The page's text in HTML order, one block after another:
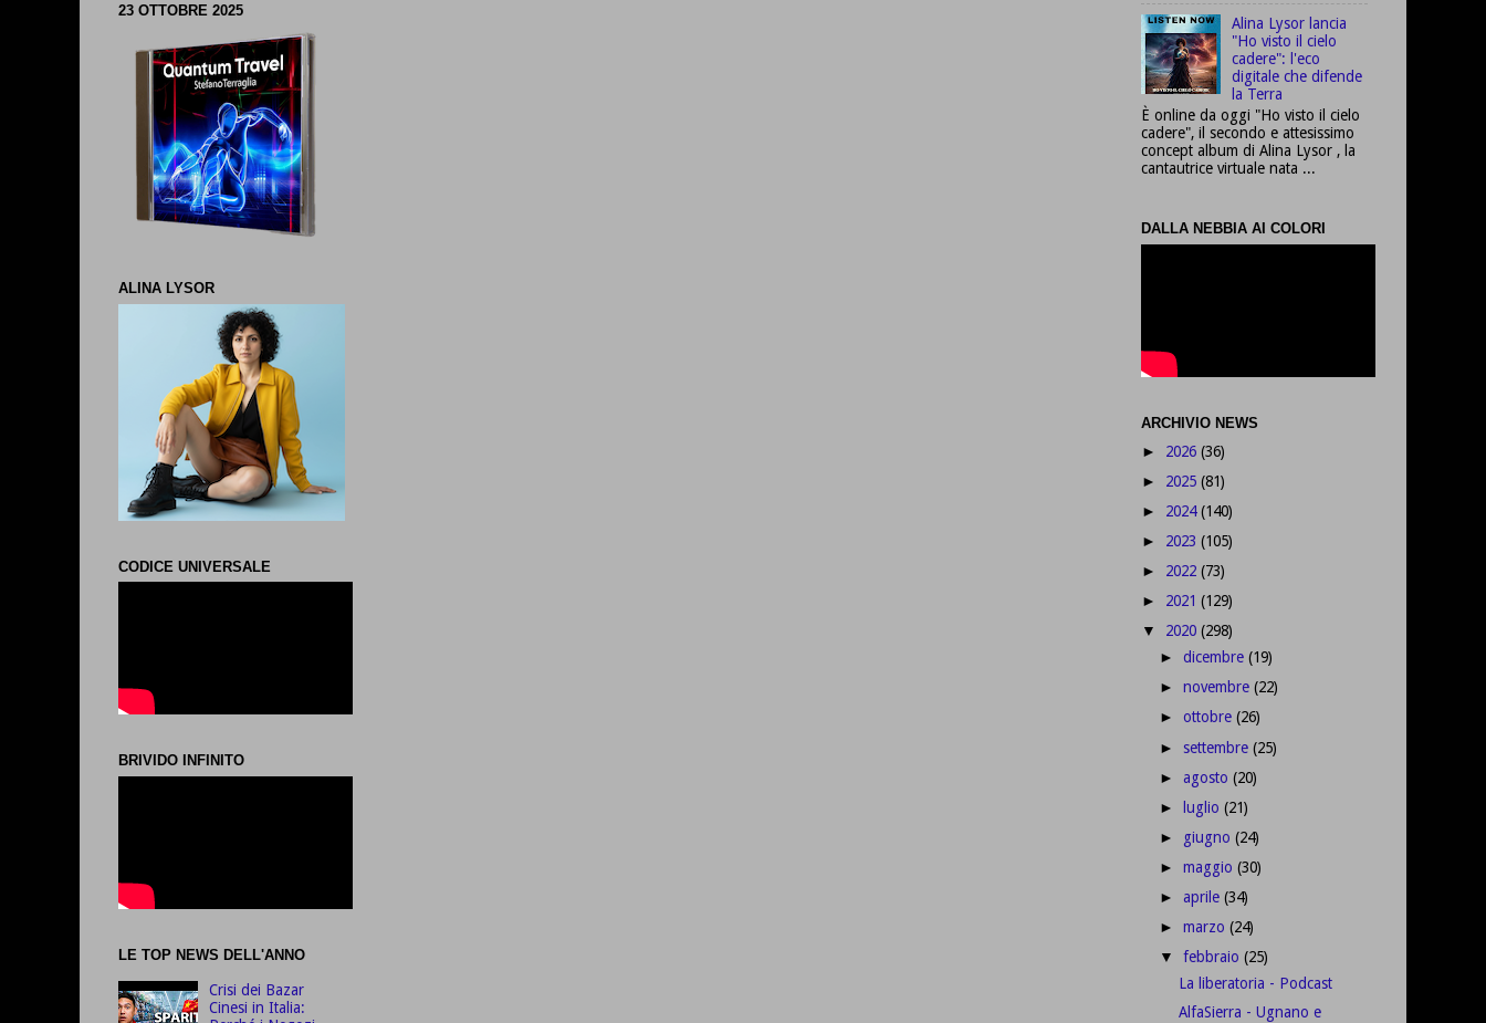
23 OTTOBRE 2025
ALINA LYSOR
CODICE UNIVERSALE
BRIVIDO INFINITO
LE TOP NEWS DELL'ANNO
Crisi dei Bazar
Cinesi in Italia:
Alina Lysor lancia
"Ho visto il cielo
cadere": l'eco
digitale che difende
la Terra
È online da oggi "Ho visto il cielo
cadere", il secondo e attesissimo
concept album di Alina Lysor , la
cantautrice virtuale nata ...
DALLA NEBBIA AI COLORI
ARCHIVIO NEWS
► 2026 (36)
► 2025 (81)
► 2024(140)
► 2023 (105)
► 2022 (73)
► 2021 (129)
▼ 2020 (298)
►dicembre(19)
►novembre(22)
►ottobre(26)
► settembre(25)
►agosto(20)
► luglio(21)
► giugno(24)
►maggio(30)
►aprile(34)
►marzo(24)
▼febbraio(25)
La liberatoria - Podcast
AlfaSierra - Ugnano e